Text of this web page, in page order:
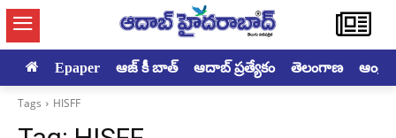
Epaper ఆజ్ కీ బాత్ ఆదాబ్ ప్రత్యేకం తెలంగాణ
Tags HISFF